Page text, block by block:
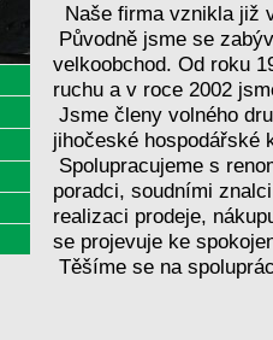
Naše firma vznikla již
Původně jsme se
velkoobchod. Od roku
ruchu a v roce 2002
Jsme členy volného
jihočeské hospodářské
Spolupracujeme s
poradci, soudními
realizaci prodeje,
se projevuje ke
Těšíme se na